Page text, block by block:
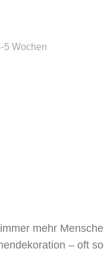
5 Wochen
mehr
– oft